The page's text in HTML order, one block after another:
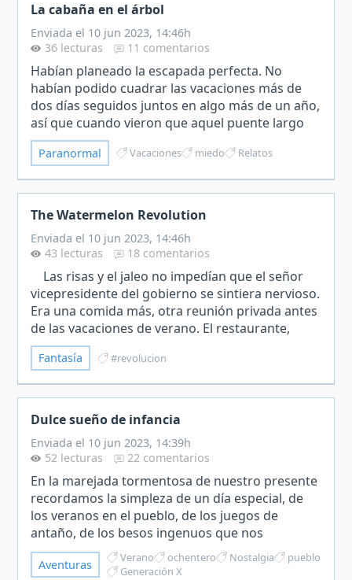
La cabaña en el árbol
Enviada el 10 jun 2023, 14:46h
36 lecturas
11 comentarios
Habían planeado la escapada perfecta. No
habían podido cuadrar las vacaciones más de
dos días seguidos juntos en algo más de un año,
así que cuando vieron que aquel puente largo
tenían la oportunidad no se lo pensaron.
Alquilaron una casita d…
Paranormal Vacaciones miedo Relatos
The Watermelon Revolution
Enviada el 10 jun 2023, 14:46h
43 lecturas
18 comentarios
Las risas y el jaleo no impedían que el señor
vicepresidente del gobierno se sintiera nervioso.
Era una comida más, otra reunión privada antes
de las vacaciones de verano. El restaurante,
ubicado en un paraje ideal en tierras cántabras,
r…
Fantasía #revolucion
Dulce sueño de infancia
Enviada el 10 jun 2023, 14:39h
52 lecturas
22 comentarios
En la marejada tormentosa de nuestro presente
recordamos la simpleza de un día especial, de
los veranos en el pueblo, de los juegos de
antaño, de los besos ingenuos que nos
dábamos, del calor que nos proporcionaba la
felicidad.¡Qué lejano en…
Aventuras Verano ochentero Nostalgia
pueblo
Generación X